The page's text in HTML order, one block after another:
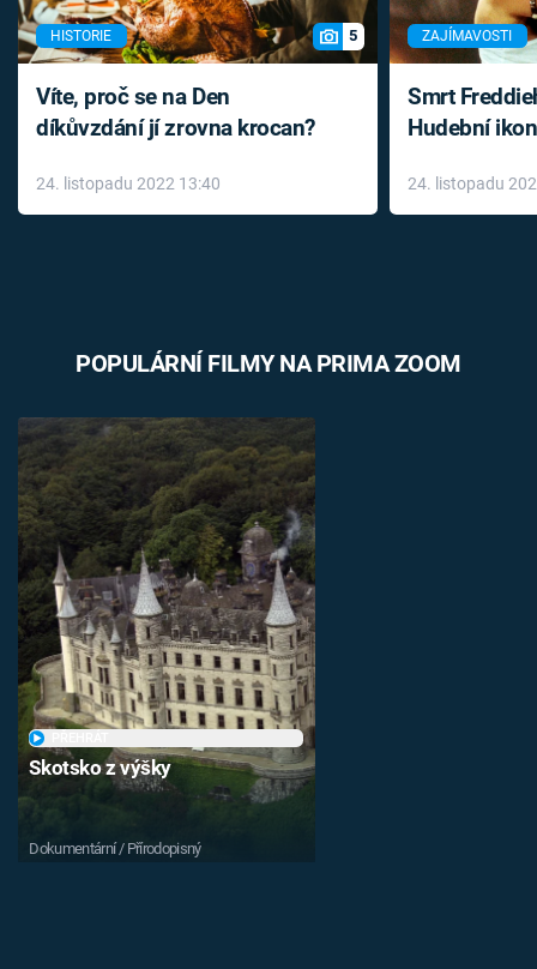
HISTORIE 5
Víte, proč se na Den
díkůvzdání jí zrovna krocan?
24. listopadu 2022 13:40
ZAJÍMAVOSTI
Smrt
Hudební
léky
24. listopadu
POPULÁRNÍ FILMY NA PRIMA ZOOM
Skotsko z výšky
Dokumentární / Přírodopisný